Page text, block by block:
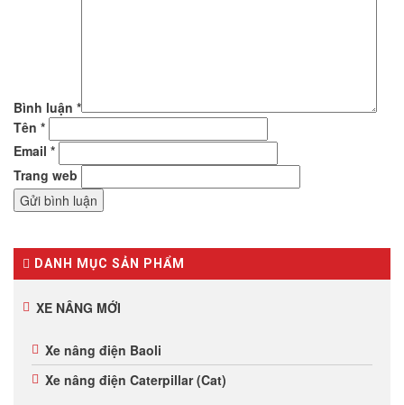
Bình luận *
Tên *
Email *
Trang web
DANH MỤC SẢN PHẨM
XE NÂNG MỚI
Xe nâng điện Baoli
Xe nâng điện Caterpillar (Cat)